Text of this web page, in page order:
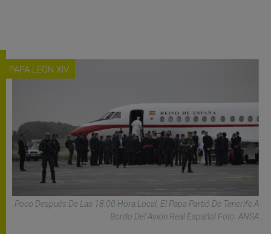
PAPA LEÓN XIV
Poco Después De Las 18:00 Hora Local, El Papa Partió De Tenerife A
Bordo Del Avión Real Español Foto: ANSA